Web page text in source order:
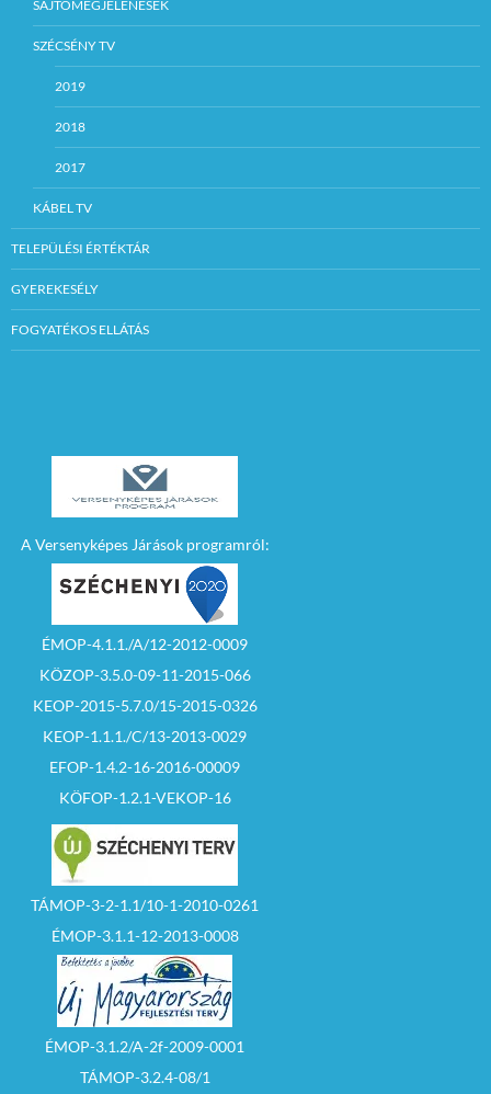
SAJTÓMEGJELENÉSEK
SZÉCSÉNY TV
2019
2018
2017
KÁBEL TV
TELEPÜLÉSI ÉRTÉKTÁR
GYEREKESÉLY
FOGYATÉKOS ELLÁTÁS
A Versenyképes Járások programról:
ÉMOP-4.1.1./A/12-2012-0009
KÖZOP-3.5.0-09-11-2015-066
KEOP-2015-5.7.0/15-2015-0326
KEOP-1.1.1./C/13-2013-0029
EFOP-1.4.2-16-2016-00009
KÖFOP-1.2.1-VEKOP-16
TÁMOP-3-2-1.1/10-1-2010-0261
ÉMOP-3.1.1-12-2013-0008
ÉMOP-3.1.2/A-2f-2009-0001
TÁMOP-3.2.4-08/1